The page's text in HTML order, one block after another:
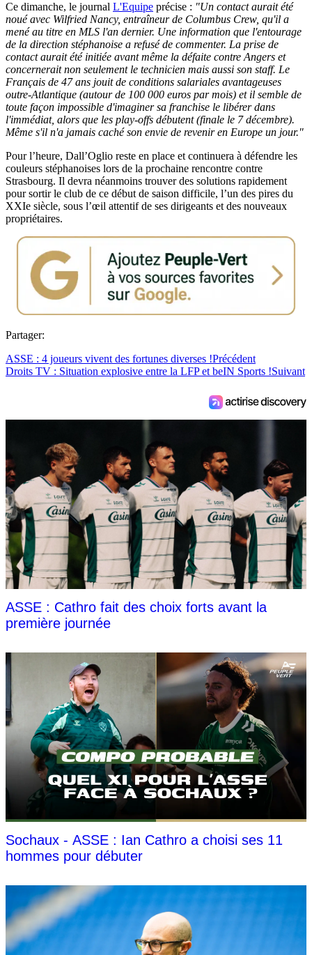
Ce dimanche, le journal L'Equipe précise : "Un contact aurait été
noué avec Wilfried Nancy, entraîneur de Columbus Crew, qu'il a
mené au titre en MLS l'an dernier. Une information que l'entourage
de la direction stéphanoise a refusé de commenter. La prise de
contact aurait été initiée avant même la défaite contre Angers et
concernerait non seulement le technicien mais aussi son staff. Le
Français de 47 ans jouit de conditions salariales avantageuses
outre-Atlantique (autour de 100 000 euros par mois) et il semble de
toute façon impossible d'imaginer sa franchise le libérer dans
l'immédiat, alors que les play-offs débutent (finale le 7 décembre).
Même s'il n'a jamais caché son envie de revenir en Europe un jour."
Pour l’heure, Dall’Oglio reste en place et continuera à défendre les
couleurs stéphanoises lors de la prochaine rencontre contre
Strasbourg. Il devra néanmoins trouver des solutions rapidement
pour sortir le club de ce début de saison difficile, l’un des pires du
XXIe siècle, sous l’œil attentif de ses dirigeants et des nouveaux
propriétaires.
Partager:
ASSE : 4 joueurs vivent des fortunes diverses !Précédent
Droits TV : Situation explosive entre la LFP et beIN Sports !Suivant
ASSE : Cathro fait des choix forts avant la
première journée
Sochaux - ASSE : Ian Cathro a choisi ses 11
hommes pour débuter